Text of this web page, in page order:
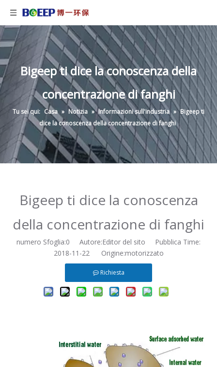
Bigeep ti dice la conoscenza della
concentrazione di fanghi
Tu sei qui: Casa » Notizia » Informazioni sull'industria » Bigeep ti
dice la conoscenza della concentrazione di fanghi
Bigeep ti dice la conoscenza
della concentrazione di fanghi
numero Sfoglia:0 Autore:Editor del sito Pubblica Time:
2018-11-22 Origine:motorizzato
Richiesta